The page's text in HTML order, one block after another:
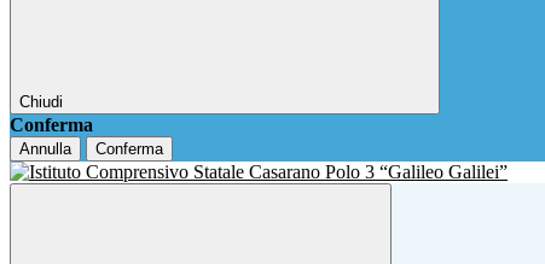
Chiudi
Conferma
Annulla Conferma